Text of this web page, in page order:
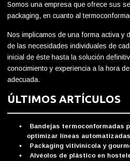
Somos una empresa que ofrece sus
packaging, en cuanto al
Nos implicamos de una forma activa y
de las necesidades individuales de
inicial de éste hasta la solución
conocimiento y experiencia a la hora
adecuada.
ÚLTIMOS ARTÍCULOS
Bandejas termoconformadas
optimizar líneas
Packaging vitivinícola y
Alvéolos de plástico en